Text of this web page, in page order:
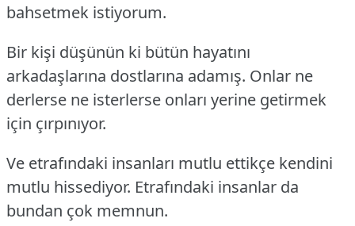
bahsetmek istiyorum.
Bir kişi düşünün ki bütün hayatını
arkadaşlarına dostlarına adamış. Onlar ne
derlerse ne isterlerse onları yerine getirmek
için çırpınıyor.
Ve etrafındaki insanları mutlu ettikçe kendini
mutlu hissediyor. Etrafındaki insanlar da
bundan çok memnun.